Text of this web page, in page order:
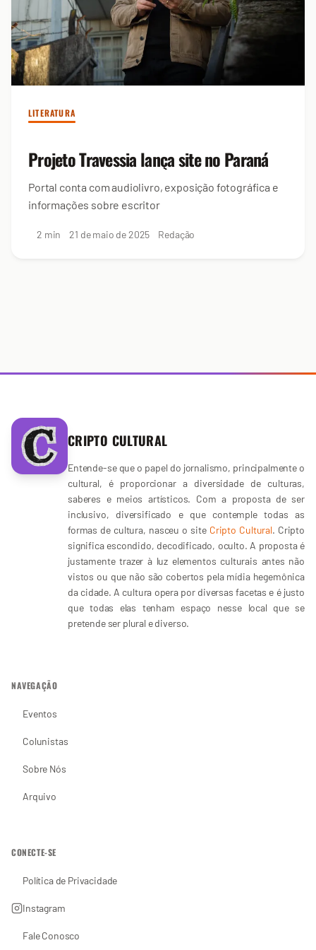
LITERATURA
Projeto Travessia lança site no Paraná
Portal conta com audiolivro, exposição fotográfica e
informações sobre escritor
2 min 21 de maio de 2025 Redação
CRIPTO CULTURAL
Entende-se que o papel do jornalismo, principalmente o
cultural, é proporcionar a diversidade de culturas,
saberes e meios artísticos. Com a proposta de ser
inclusivo, diversificado e que contemple todas as
formas de cultura, nasceu o site Cripto Cultural. Cripto
significa escondido, decodificado, oculto. A proposta é
justamente trazer à luz elementos culturais antes não
vistos ou que não são cobertos pela mídia hegemônica
da cidade. A cultura opera por diversas facetas e é justo
que todas elas tenham espaço nesse local que se
pretende ser plural e diverso.
NAVEGAÇÃO
Eventos
Colunistas
Sobre Nós
Arquivo
CONECTE-SE
Política de Privacidade
Instagram
Fale Conosco